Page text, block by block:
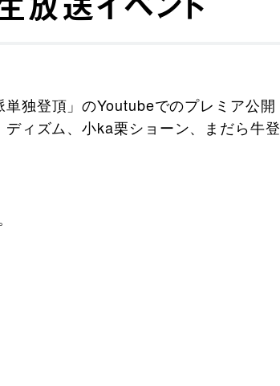
独登頂」のYoutubeでのプレミア公開
ィズム、小ka栗ショーン、まだら牛登